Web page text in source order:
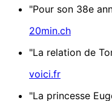
"Pour son 38e
20min.ch
"La relation de
voici.fr
"La princesse